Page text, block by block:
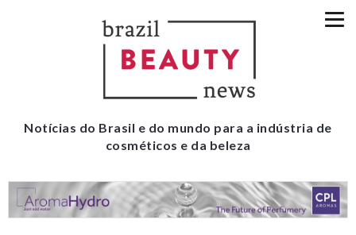
Notícias do Brasil e do mundo para a indústria de
cosméticos e da beleza